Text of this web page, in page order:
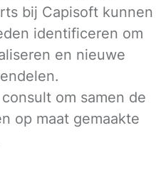
bij Capisoft kunnen
identificeren om
en nieuwe
om samen de
op maat gemaakte